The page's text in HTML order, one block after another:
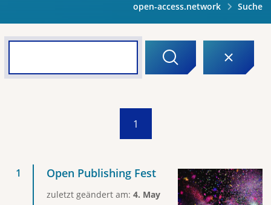
open-access.network Suche
1
Open Publishing Fest
zuletzt geändert am: 4. May